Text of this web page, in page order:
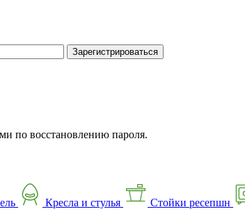
Зарегистрироваться
по восстановлению пароля.
Кресла и стулья Стойки ресепшн